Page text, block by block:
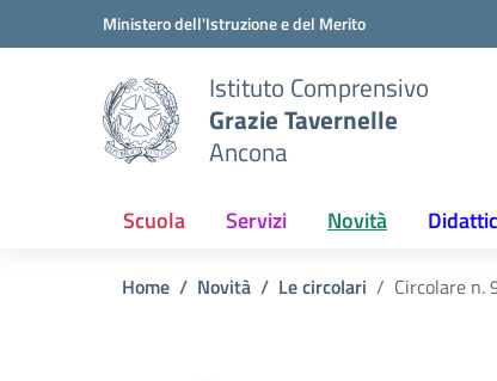
Vai ai contenuti
Vai al menu di navigazioneMinistero dell'Istruzione e del Merito
Istituto Comprensivo
Grazie Tavernelle
Ancona
Scuola Servizi Novità
Home Novità Le circolari Circolare n.